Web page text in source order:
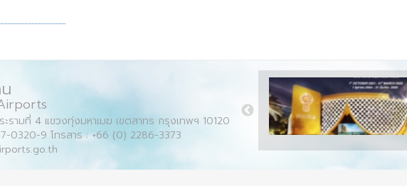
ามที่ 4 แขวงทุ่งมหาเมฆ เขตสาทร กรุงเทพฯ 10120
0320-9 โทรสาร : +66 (0) 2286-3373